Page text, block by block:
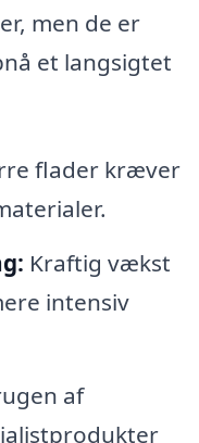
men de er
et langsigtet
flader kræver
Kraftig vækst
intensiv
af